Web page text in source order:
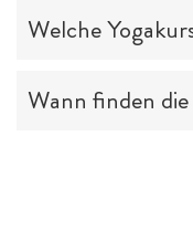
Welche
Wann finden